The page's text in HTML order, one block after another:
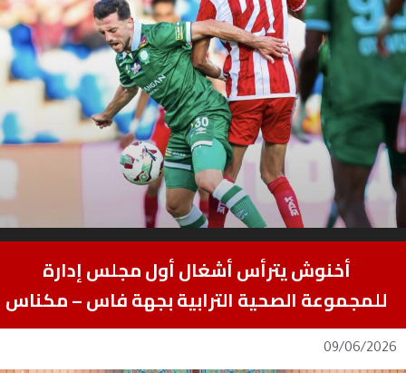
أخنوش يترأس أشغال أول مجلس إدارة
للمجموعة الصحية الترابية بجهة فاس – مكناس
09/06/2026